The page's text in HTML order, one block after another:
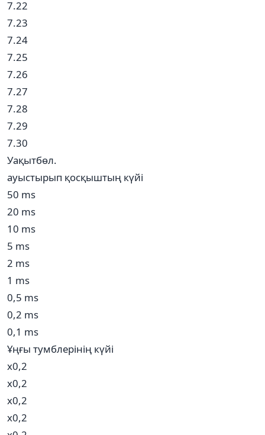
7.22
7.23
7.24
7.25
7.26
7.27
7.28
7.29
7.30
Уақытбөл.
ауыстырып қосқыштың күйі
50 ms
20 ms
10 ms
5 ms
2 ms
1 ms
0,5 ms
0,2 ms
0,1 ms
Ұңғы тумблерінің күйі
х0,2
х0,2
х0,2
х0,2